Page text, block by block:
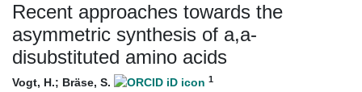
Recent approaches towards the
asymmetric synthesis of a,a-
disubstituted amino acids
Vogt, H.; Bräse, S. 1